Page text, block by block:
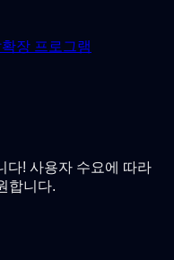
확장 프로그램
다! 사용자 수요에 따라
합니다.